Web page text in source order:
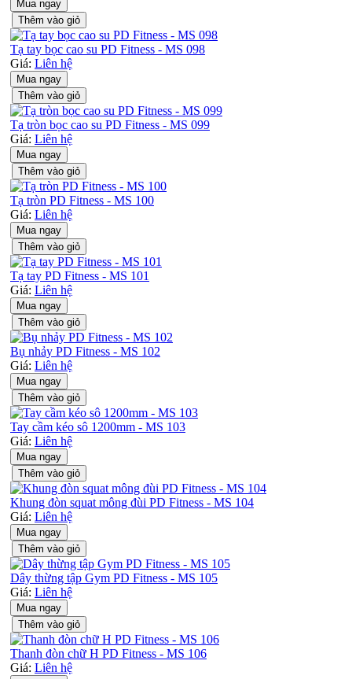
Mua ngay
Thêm vào giỏ
Tạ tay bọc cao su PD Fitness - MS 098
Giá: Liên hệ
Mua ngay
Thêm vào giỏ
Tạ tròn bọc cao su PD Fitness - MS 099
Giá: Liên hệ
Mua ngay
Thêm vào giỏ
Tạ tròn PD Fitness - MS 100
Giá: Liên hệ
Mua ngay
Thêm vào giỏ
Tạ tay PD Fitness - MS 101
Giá: Liên hệ
Mua ngay
Thêm vào giỏ
Bụ nhảy PD Fitness - MS 102
Giá: Liên hệ
Mua ngay
Thêm vào giỏ
Tay cầm kéo sô 1200mm - MS 103
Giá: Liên hệ
Mua ngay
Thêm vào giỏ
Khung đòn squat mông đùi PD Fitness - MS 104
Giá: Liên hệ
Mua ngay
Thêm vào giỏ
Dây thừng tập Gym PD Fitness - MS 105
Giá: Liên hệ
Mua ngay
Thêm vào giỏ
Thanh đòn chữ H PD Fitness - MS 106
Giá: Liên hệ